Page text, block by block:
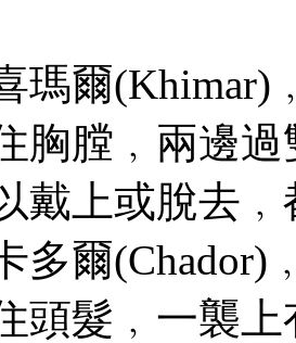
瑪爾
胸膛﹐兩邊
戴上或脫去
多爾
頭髮﹐一襲